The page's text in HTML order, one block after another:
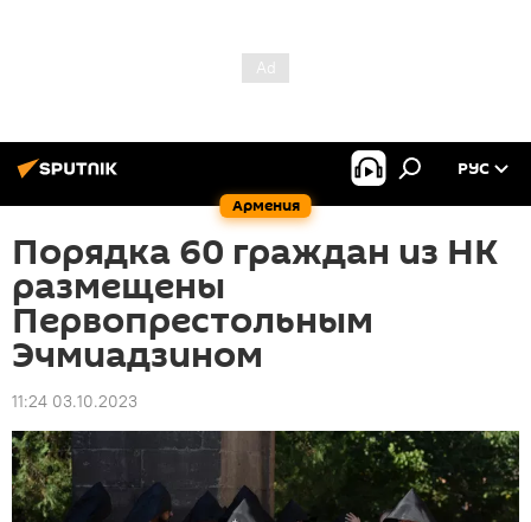
Армения
РУС
Порядка 60 граждан из НК
размещены
Первопрестольным
Эчмиадзином
11:24 03.10.2023